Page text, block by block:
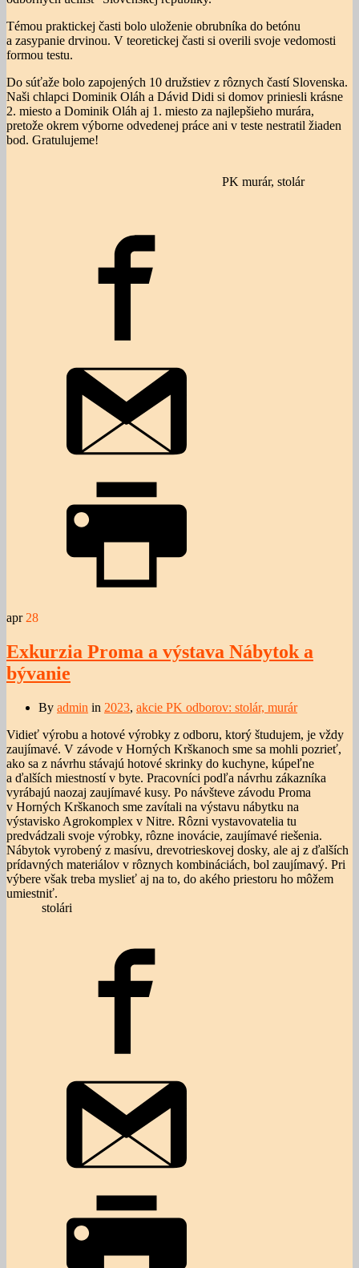
Témou praktickej časti bolo uloženie obrubníka do betónu
a zasypanie drvinou. V teoretickej časti si overili svoje vedomosti
formou testu.
Do súťaže bolo zapojených 10 družstiev z rôznych častí Slovenska.
Naši chlapci Dominik Oláh a Dávid Didi si domov priniesli krásne
2. miesto a Dominik Oláh aj 1. miesto za najlepšieho murára,
pretože okrem výborne odvedenej práce ani v teste nestratil žiaden
bod. Gratulujeme!
PK murár, stolár
apr 28
Exkurzia Proma a výstava Nábytok a
bývanie
By admin in 2023, akcie PK odborov: stolár, murár
Vidieť výrobu a hotové výrobky z odboru, ktorý študujem, je vždy
zaujímavé. V závode v Horných Krškanoch sme sa mohli pozrieť,
ako sa z návrhu stávajú hotové skrinky do kuchyne, kúpeľne
a ďalších miestností v byte. Pracovníci podľa návrhu zákazníka
vyrábajú naozaj zaujímavé kusy. Po návšteve závodu Proma
v Horných Krškanoch sme zavítali na výstavu nábytku na
výstavisko Agrokomplex v Nitre. Rôzni vystavovatelia tu
predvádzali svoje výrobky, rôzne inovácie, zaujímavé riešenia.
Nábytok vyrobený z masívu, drevotrieskovej dosky, ale aj z ďalších
prídavných materiálov v rôznych kombináciách, bol zaujímavý. Pri
výbere však treba myslieť aj na to, do akého priestoru ho môžem
stolári